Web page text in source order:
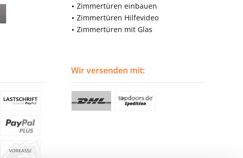
Zimmertüren einbauen
Zimmertüren Hilfevideo
Zimmertüren mit Glas
Wir versenden mit: